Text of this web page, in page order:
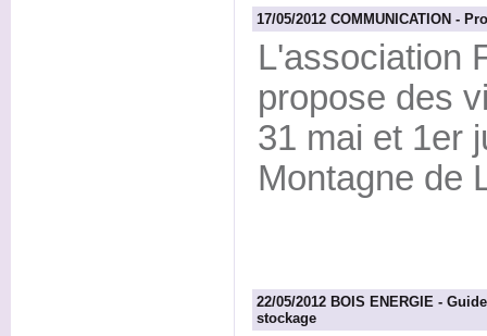
17/05/2012 COMMUNICATION -
L'association
propose des
31 mai et 1er
Montagne de
22/05/2012 BOIS ENERGIE -
stockage